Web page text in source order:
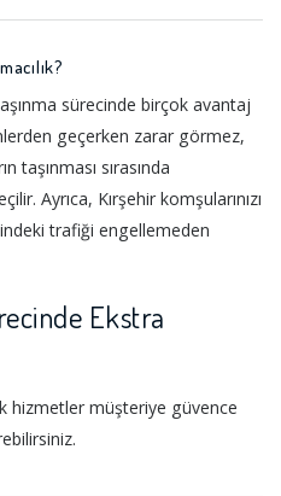
sürecinde birçok avantaj
geçerken zarar görmez,
taşınması sırasında
Ayrıca, Kırşehir komşularınızı
trafiği engellemeden
Ekstra
hizmetler müşteriye güvence